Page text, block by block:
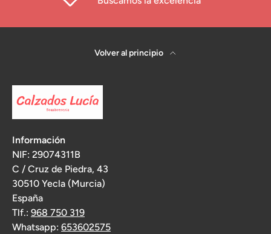
Volver al principio
Información
NIF: 29074311B
C / Cruz de Piedra, 43
30510 Yecla (Murcia)
España
Tlf.: 968 750 319
Whatsapp: 653602575